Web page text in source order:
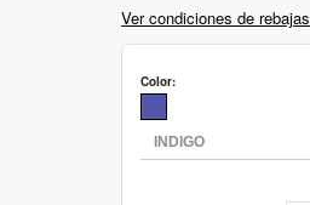
Ver condiciones de rebajas
Color: